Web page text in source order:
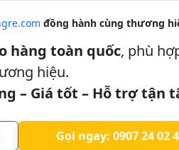
đồng hành cùng thương
hàng toàn quốc, phù
hiệu.
– Giá tốt – Hỗ trợ tận
Gọi ngay: 0907 24 02